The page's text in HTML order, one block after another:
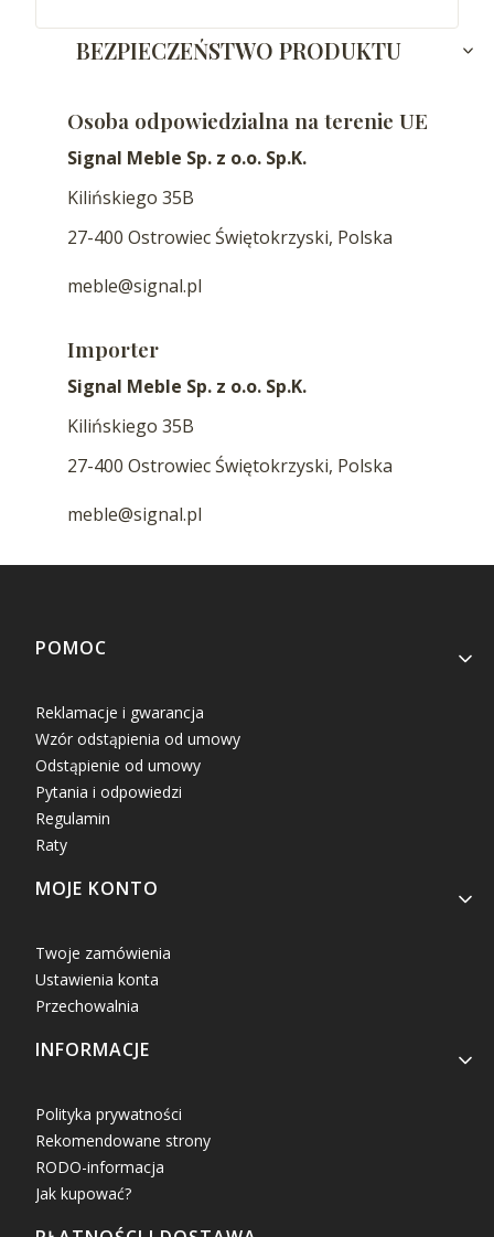
BEZPIECZEŃSTWO PRODUKTU
Osoba odpowiedzialna na terenie UE
Signal Meble Sp. z o.o. Sp.K.
Kilińskiego 35B
27-400 Ostrowiec Świętokrzyski, Polska
meble@signal.pl
Importer
Signal Meble Sp. z o.o. Sp.K.
Kilińskiego 35B
27-400 Ostrowiec Świętokrzyski, Polska
meble@signal.pl
Linki w stopce
POMOC
Reklamacje i gwarancja
Wzór odstąpienia od umowy
Odstąpienie od umowy
Pytania i odpowiedzi
Regulamin
Raty
MOJE KONTO
Twoje zamówienia
Ustawienia konta
Przechowalnia
INFORMACJE
Polityka prywatności
Rekomendowane strony
RODO-informacja
Jak kupować?